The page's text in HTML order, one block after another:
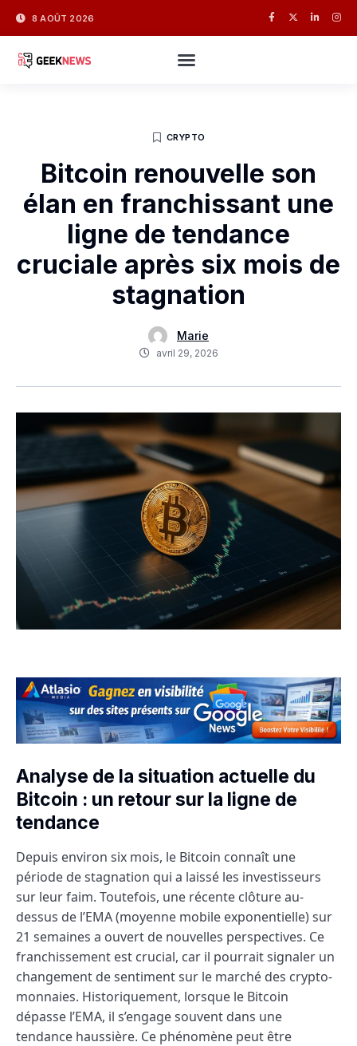
8 AOÛT 2026
CRYPTO
Bitcoin renouvelle son
élan en franchissant une
ligne de tendance
cruciale après six mois de
stagnation
Marie
avril 29, 2026
Analyse de la situation actuelle du
Bitcoin : un retour sur la ligne de
tendance
Depuis environ six mois, le Bitcoin connaît une
période de stagnation qui a laissé les investisseurs
sur leur faim. Toutefois, une récente clôture au-
dessus de l’EMA (moyenne mobile exponentielle) sur
21 semaines a ouvert de nouvelles perspectives. Ce
franchissement est crucial, car il pourrait signaler un
changement de sentiment sur le marché des crypto-
monnaies. Historiquement, lorsque le Bitcoin
dépasse l’EMA, il s’engage souvent dans une
tendance haussière. Ce phénomène peut être